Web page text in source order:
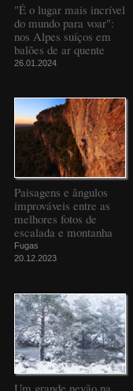
"É o lugar mais incrível
do mundo para voar":
nos Alpes suíços em
balões de ar quente
26.01.2024
Paisagens e ângulos
improváveis entre as
melhores fotos de
escalada e montanha
Fugas
20.12.2023
Um grande nevão na